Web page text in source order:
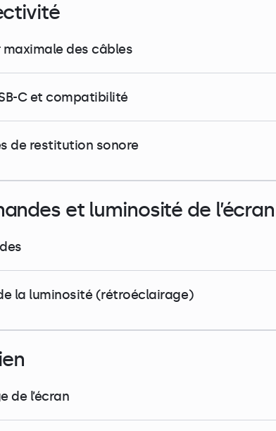
maximale des câbles
C et compatibilité
de restitution sonore
et luminosité de l’écran
la luminosité (rétroéclairage)
de l’écran